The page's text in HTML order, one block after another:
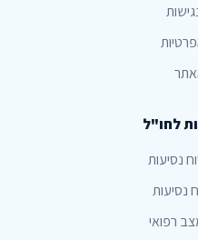
לחו"ל
נסיעות
נסיעות
רפואי